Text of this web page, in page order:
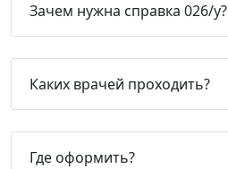
Зачем нужна справка 026/у?
Каких врачей проходить?
Где оформить?